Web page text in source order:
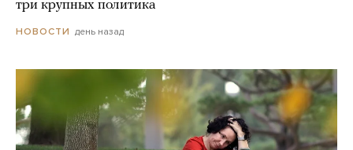
три крупных политика
НОВОСТИ день назад